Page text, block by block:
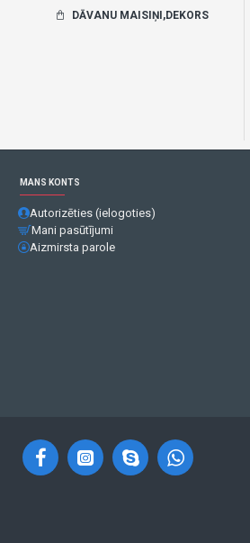
DĀVANU MAISIŅI,DEKORS
MANS KONTS
Autorizēties (ielogoties)
Mani pasūtījumi
Aizmirsta parole